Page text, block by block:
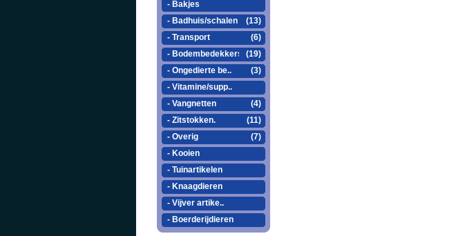
- Bakjes
- Badhuis/schalen
(13)
- Transport
(6)
- Bodembedekkers
(19)
- Ongedierte be..
(3)
- Vitamine/supp..
- Vangnetten
(4)
- Zitstokken.
(11)
- Overig
(7)
- Kooien
- Tuinartikelen
- Knaagdieren
- Vijver artike..
- Boerderijdieren